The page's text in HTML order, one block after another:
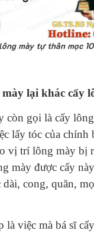
mày tự thân mọc
lại khác cấy
còn gọi là cấy
lấy tóc của chính
vị trí lông mày bị
mày được cấy
cong, quăn,
là việc mà bá sĩ